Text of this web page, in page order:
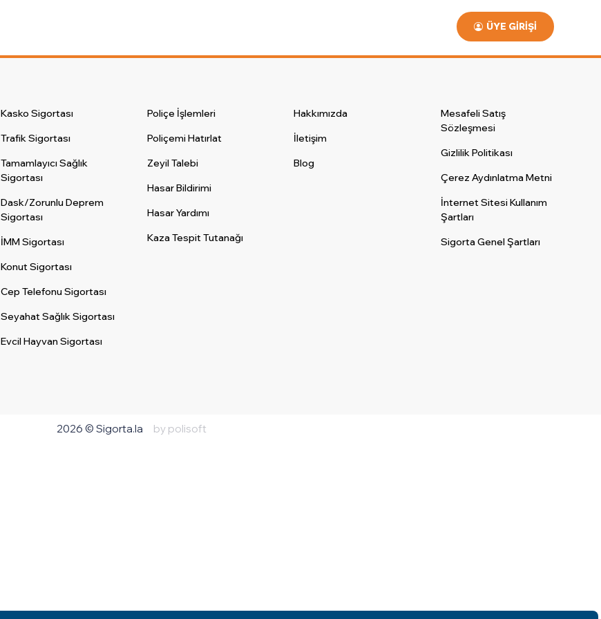
ÜYE GIRIŞI
Kasko Sigortası
Trafik Sigortası
Tamamlayıcı Sağlık
Sigortası
Dask/Zorunlu Deprem
Sigortası
İMM Sigortası
Konut Sigortası
Cep Telefonu Sigortası
Seyahat Sağlık Sigortası
Evcil Hayvan Sigortası
Poliçe İşlemleri
Poliçemi Hatırlat
Zeyil Talebi
Hasar Bildirimi
Hasar Yardımı
Kaza Tespit Tutanağı
Hakkımızda
İletişim
Blog
Mesafeli Satış
Sözleşmesi
Gizlilik Politikası
Çerez Aydınlatma Metni
İnternet Sitesi Kullanım
Şartları
Sigorta Genel Şartları
2026 © Sigorta.la by polisoft